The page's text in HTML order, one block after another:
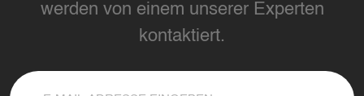
werden von einem unserer Experten
kontaktiert.